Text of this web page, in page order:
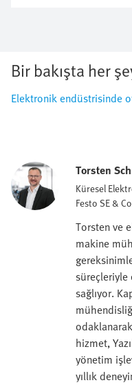
Bir bakışta her
Elektronik endüstrisinde
Torsten
Küresel
Festo SE &
Torsten ve
makine
süreçleriyle
sağlıyor.
hizmet,
yönetim
yıllık